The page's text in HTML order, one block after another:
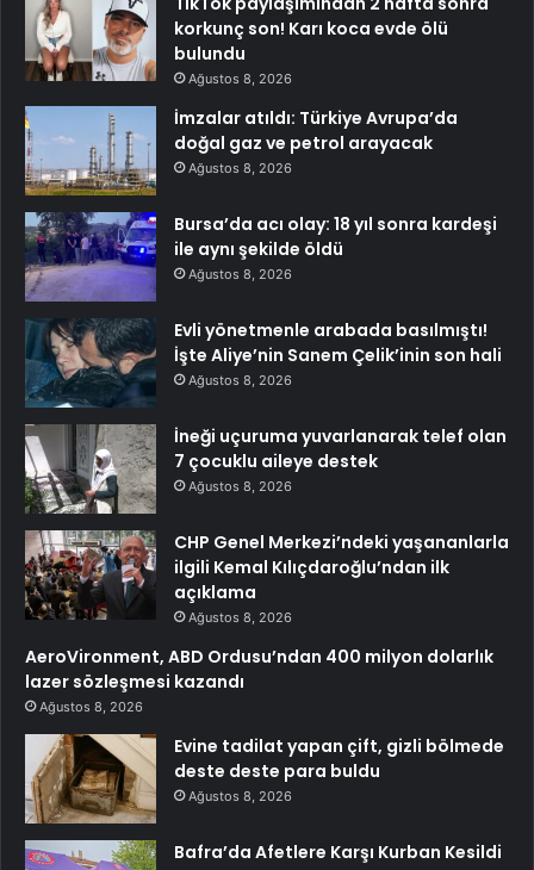
korkunç son! Karı koca evde ölü
bulundu
Ağustos 8, 2026
İmzalar atıldı: Türkiye Avrupa’da
doğal gaz ve petrol arayacak
Ağustos 8, 2026
Bursa’da acı olay: 18 yıl sonra kardeşi
ile aynı şekilde öldü
Ağustos 8, 2026
Evli yönetmenle arabada basılmıştı!
İşte Aliye’nin Sanem Çelik’inin son hali
Ağustos 8, 2026
İneği uçuruma yuvarlanarak telef olan
7 çocuklu aileye destek
Ağustos 8, 2026
CHP Genel Merkezi’ndeki yaşananlarla
ilgili Kemal Kılıçdaroğlu’ndan ilk
açıklama
Ağustos 8, 2026
AeroVironment, ABD Ordusu’ndan 400 milyon dolarlık
lazer sözleşmesi kazandı
Ağustos 8, 2026
Evine tadilat yapan çift, gizli bölmede
deste deste para buldu
Ağustos 8, 2026
Bafra’da Afetlere Karşı Kurban Kesildi